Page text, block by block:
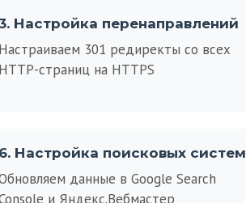
Настройка перенаправлений
301 редиректы со всех
страниц на HTTPS
Настройка поисковых систем
данные в Google Search
и Яндекс.Вебмастер